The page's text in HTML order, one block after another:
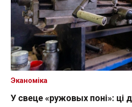
У свеце «ружовых поні»: ці
Эканоміка